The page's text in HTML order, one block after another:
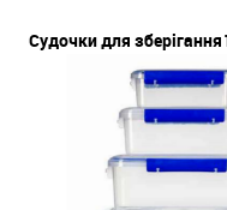
Судочки для зберігання